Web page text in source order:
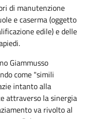
di manutenzione
e caserma (oggetto
edile) e delle
Giammusso
come "simili
intanto alla
attraverso la sinergia
va rivolto al